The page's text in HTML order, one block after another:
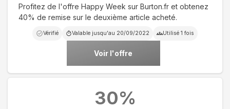
Profitez de l'offre Happy Week sur Burton.fr et obtenez
40% de remise sur le deuxième article acheté.
Vérifié Valable jusqu'au 20/09/2022 Utilisé 1 fois
Voir l'offre
30%